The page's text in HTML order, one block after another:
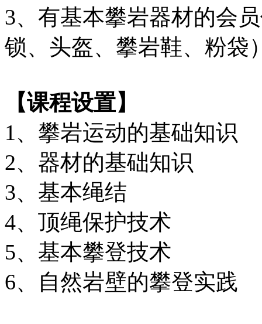
3、有基本攀岩器材的会
锁、头盔、攀岩鞋、粉袋
【课程设置】
1、攀岩运动的基础知识
2、器材的基础知识
3、基本绳结
4、顶绳保护技术
5、基本攀登技术
6、自然岩壁的攀登实践